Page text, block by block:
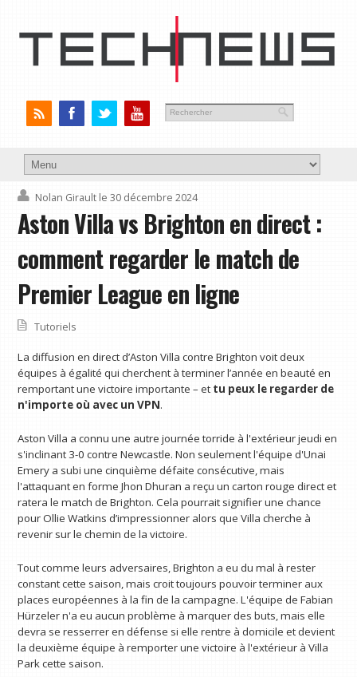
Nolan Girault le 30 décembre 2024
Aston Villa vs Brighton en direct :
comment regarder le match de
Premier League en ligne
Tutoriels
La diffusion en direct d’Aston Villa contre Brighton voit deux
équipes à égalité qui cherchent à terminer l’année en beauté en
remportant une victoire importante – et tu peux le regarder de
n'importe où avec un VPN.
Aston Villa a connu une autre journée torride à l'extérieur jeudi en
s'inclinant 3-0 contre Newcastle. Non seulement l'équipe d'Unai
Emery a subi une cinquième défaite consécutive, mais
l'attaquant en forme Jhon Dhuran a reçu un carton rouge direct et
ratera le match de Brighton. Cela pourrait signifier une chance
pour Ollie Watkins d’impressionner alors que Villa cherche à
revenir sur le chemin de la victoire.
Tout comme leurs adversaires, Brighton a eu du mal à rester
constant cette saison, mais croit toujours pouvoir terminer aux
places européennes à la fin de la campagne. L'équipe de Fabian
Hürzeler n'a eu aucun problème à marquer des buts, mais elle
devra se resserrer en défense si elle rentre à domicile et devient
la deuxième équipe à remporter une victoire à l'extérieur à Villa
Park cette saison.